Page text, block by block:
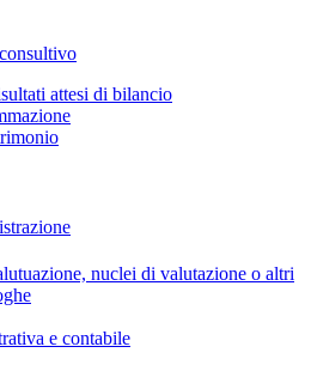
attesi di bilancio
nuclei di valutazione o altri
e contabile